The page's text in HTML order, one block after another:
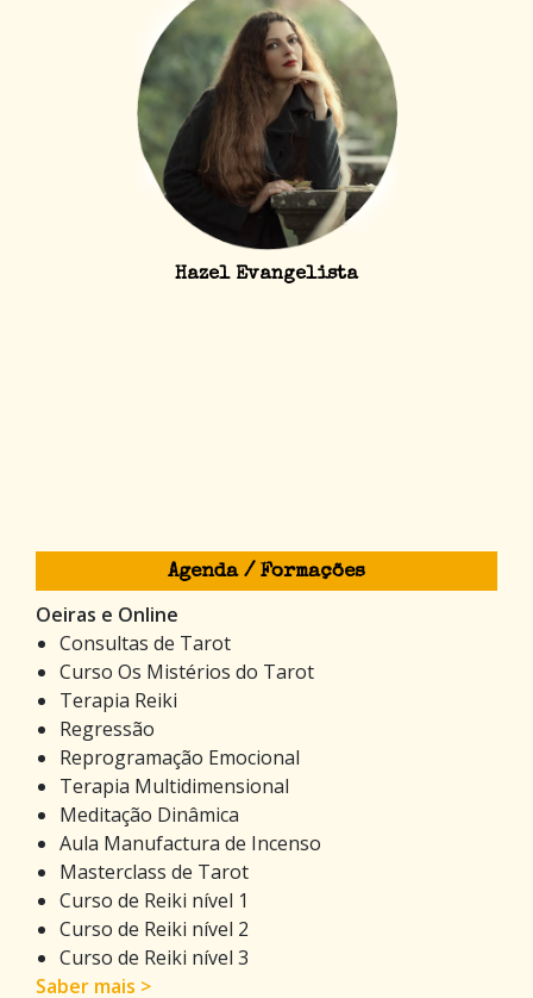
Hazel Evangelista
Agenda / Formações
Oeiras e Online
Consultas de Tarot
Curso Os Mistérios do Tarot
Terapia Reiki
Regressão
Reprogramação Emocional
Terapia Multidimensional
Meditação Dinâmica
Aula Manufactura de Incenso
Masterclass de Tarot
Curso de Reiki nível 1
Curso de Reiki nível 2
Curso de Reiki nível 3
Saber mais >